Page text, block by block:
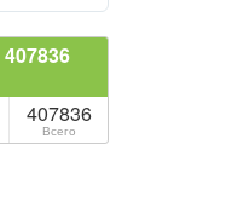
407836
407836
Всего